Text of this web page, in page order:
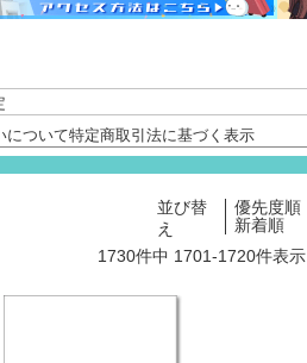
について特定商取引法に基づく表示
並び替
え
優先度順
新着順
1730件中 1701-1720件表示